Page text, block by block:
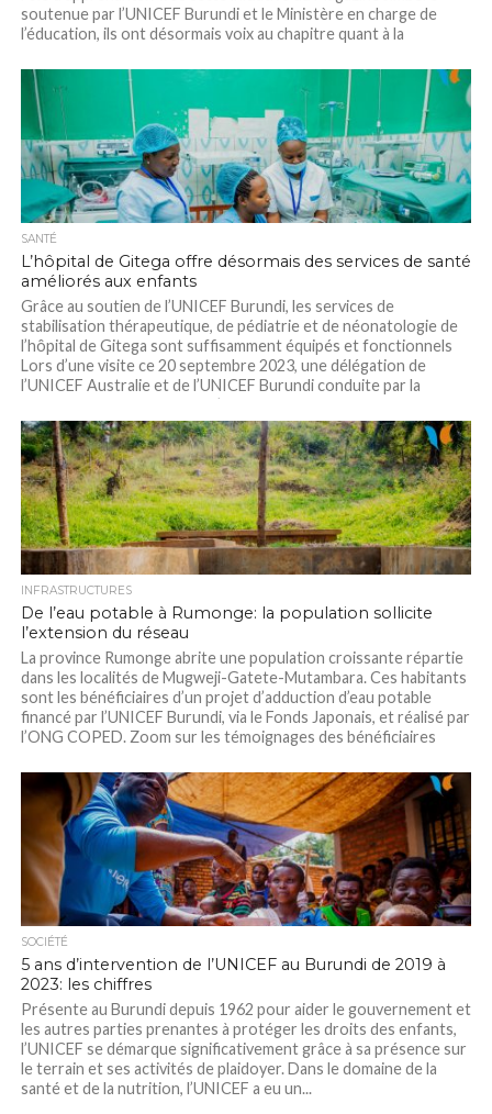
soutenue par l’UNICEF Burundi et le Ministère en charge de
l’éducation, ils ont désormais voix au chapitre quant à la
SANTÉ
L’hôpital de Gitega offre désormais des services de santé
améliorés aux enfants
Grâce au soutien de l’UNICEF Burundi, les services de
stabilisation thérapeutique, de pédiatrie et de néonatologie de
l’hôpital de Gitega sont suffisamment équipés et fonctionnels
Lors d’une visite ce 20 septembre 2023, une délégation de
l’UNICEF Australie et de l’UNICEF Burundi conduite par la
nouvelle Représentante de l’UNICEF au Burundi,...
INFRASTRUCTURES
De l’eau potable à Rumonge: la population sollicite
l’extension du réseau
La province Rumonge abrite une population croissante répartie
dans les localités de Mugweji-Gatete-Mutambara. Ces habitants
sont les bénéficiaires d’un projet d’adduction d’eau potable
financé par l’UNICEF Burundi, via le Fonds Japonais, et réalisé par
l’ONG COPED. Zoom sur les témoignages des bénéficiaires
les...
SOCIÉTÉ
5 ans d’intervention de l’UNICEF au Burundi de 2019 à
2023: les chiffres
Présente au Burundi depuis 1962 pour aider le gouvernement et
les autres parties prenantes à protéger les droits des enfants,
l’UNICEF se démarque significativement grâce à sa présence sur
le terrain et ses activités de plaidoyer. Dans le domaine de la
santé et de la nutrition, l’UNICEF a eu un...